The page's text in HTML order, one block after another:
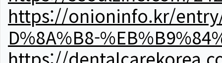
https://onioninfo.kr/entry/
D%8A%B8-